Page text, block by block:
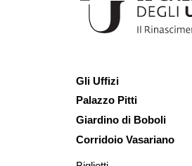
Gli Uffizi
Palazzo Pitti
Giardino di Boboli
Corridoio Vasariano